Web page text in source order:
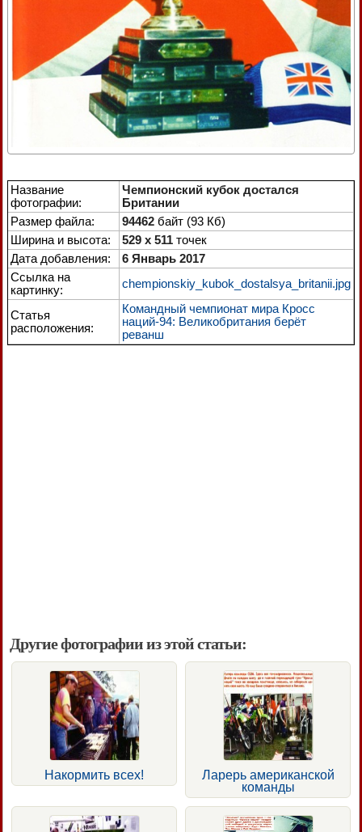
Название
фотографии:
Чемпионский кубок достался
Британии
Размер файла:
94462 байт (93 Кб)
Ширина и высота:
529 x 511 точек
Дата добавления:
6 Январь 2017
Ссылка на
картинку:
chempionskiy_kubok_dostalsya_britanii.jpg
Статья
расположения:
Командный чемпионат мира Кросс
наций-94: Великобритания берёт
реванш
Другие фотографии из этой статьи:
Накормить всех!
Ларерь американской
команды